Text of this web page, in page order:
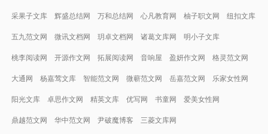
采果子文库 辉盛总结网 万和总结网 心凡教育网 柚子职文网 纽扣文库
五九范文网 微讯文档网 玥卓文档网 诸葛文库网 明小子文库
桃李阅读网 开源作文网 拓展阅读网 音响屋 盈妍作文网 格灵范文网
大通网 杨嘉莺文库 智能范文网 微蕲范文网 岳嘉范文网 乐家女性网
阳光文库 卓思作文网 精英文库 优写网 书童网 爱美女性网
鼎越范文网 华中范文网 尹破魔博客 三菱文库网